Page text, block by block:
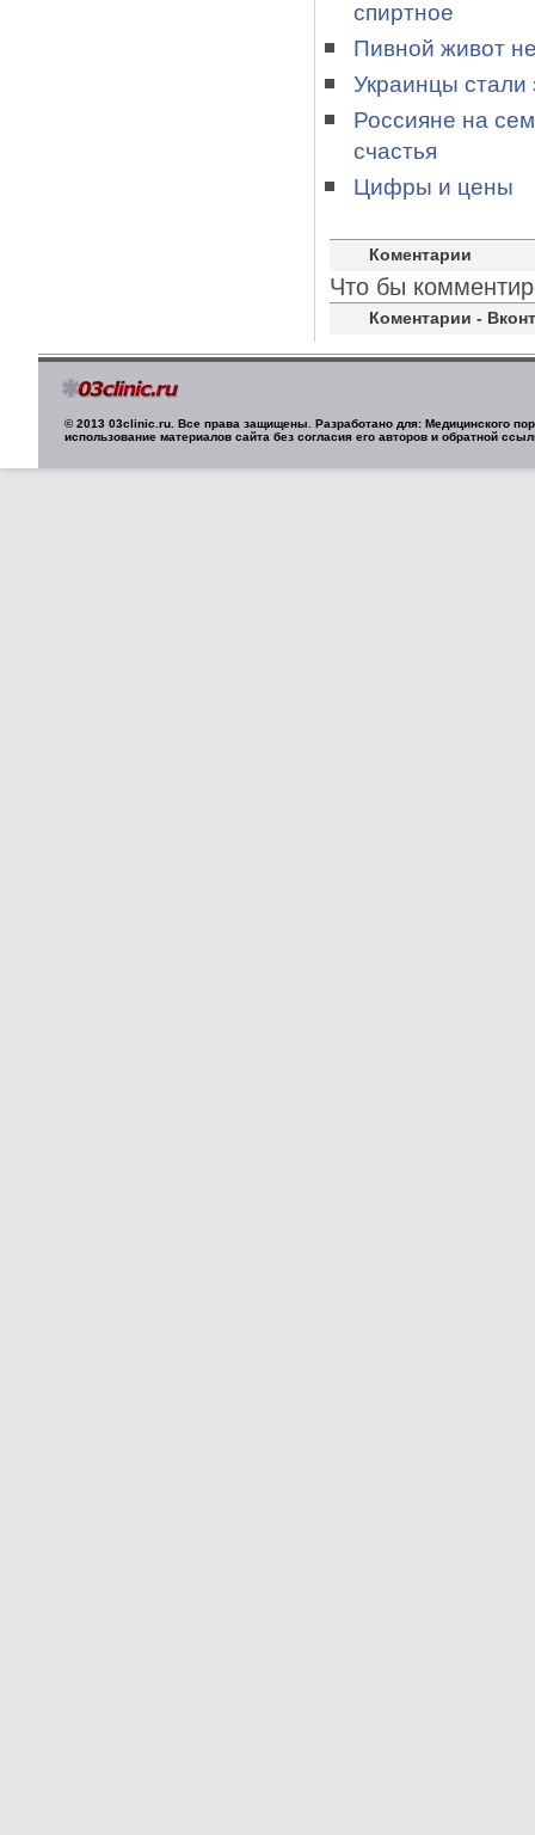
спиртное
Пивной живот
Украинцы стали
Россияне на
счастья
Цифры и цены
Коментарии
Что бы
Коментарии -
© 2013 03clinic.ru. Все права защищены. Разработано для: Медицинского
использование материалов сайта без согласия его авторов и обратной